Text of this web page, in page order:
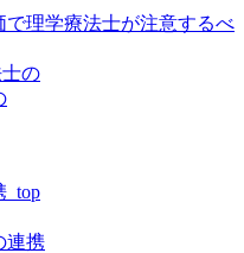
で理学療法士が注意するべ
の
_top
連携